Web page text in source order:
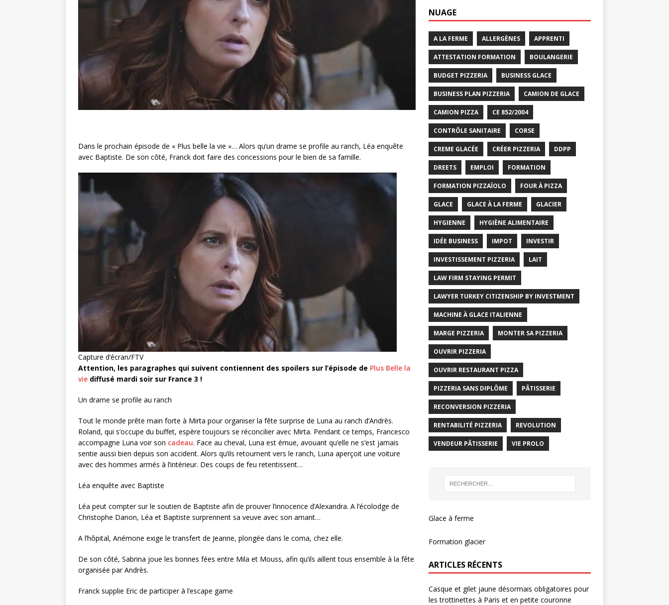
Dans le prochain épisode de « Plus belle la vie »… Alors qu’un drame se profile au ranch, Léa enquête
avec Baptiste. De son côté, Franck doit faire des concessions pour le bien de sa famille.
Capture d’écran/FTV
Attention, les paragraphes qui suivent contiennent des spoilers sur l’épisode de Plus Belle la
vie diffusé mardi soir sur France 3 !
Un drame se profile au ranch
Tout le monde prête main forte à Mirta pour organiser la fête surprise de Luna au ranch d’Andrès.
Roland, qui s’occupe du buffet, espère toujours se réconcilier avec Mirta. Pendant ce temps, Francesco
accompagne Luna voir son cadeau. Face au cheval, Luna est émue, avouant qu’elle ne s’est jamais
sentie aussi bien depuis son accident. Alors qu’ils retournent vers le ranch, Luna aperçoit une voiture
avec des hommes armés à l’intérieur. Des coups de feu retentissent…
Léa enquête avec Baptiste
Léa peut compter sur le soutien de Baptiste afin de prouver l’innocence d’Alexandra. A l’écolodge de
Christophe Danon, Léa et Baptiste surprennent sa veuve avec son amant…
A l’hôpital, Anémone exige le transfert de Jeanne, plongée dans le coma, chez elle.
De son côté, Sabrina joue les bonnes fées entre Mila et Mouss, afin qu’ils aillent tous ensemble à la fête
organisée par Andrès.
Franck supplie Eric de participer à l’escape game
NUAGE
A LA FERME ALLERGÈNES APPRENTI
ATTESTATION FORMATION BOULANGERIE
BUDGET PIZZERIA BUSINESS GLACE
BUSINESS PLAN PIZZERIA CAMION DE GLACE
CAMION PIZZA CE 852/2004
CONTRÔLE SANITAIRE CORSE
CREME GLACÉE CRÉER PIZZERIA DDPP
DREETS EMPLOI FORMATION
FORMATION PIZZAÏOLO FOUR À PIZZA
GLACE GLACE À LA FERME GLACIER
HYGIENNE HYGIÈNE ALIMENTAIRE
IDÉE BUSINESS IMPOT INVESTIR
INVESTISSEMENT PIZZERIA LAIT
LAW FIRM STAYING PERMIT
LAWYER TURKEY CITIZENSHIP BY INVESTMENT
MACHINE À GLACE ITALIENNE
MARGE PIZZERIA MONTER SA PIZZERIA
OUVRIR PIZZERIA
OUVRIR RESTAURANT PIZZA
PIZZERIA SANS DIPLÔME PÂTISSERIE
RECONVERSION PIZZERIA
RENTABILITÉ PIZZERIA REVOLUTION
VENDEUR PÂTISSERIE VIE PROLO
Glace à ferme
Formation glacier
ARTICLES RÉCENTS
Casque et gilet jaune désormais obligatoires pour
les trottinettes à Paris et en petite couronne